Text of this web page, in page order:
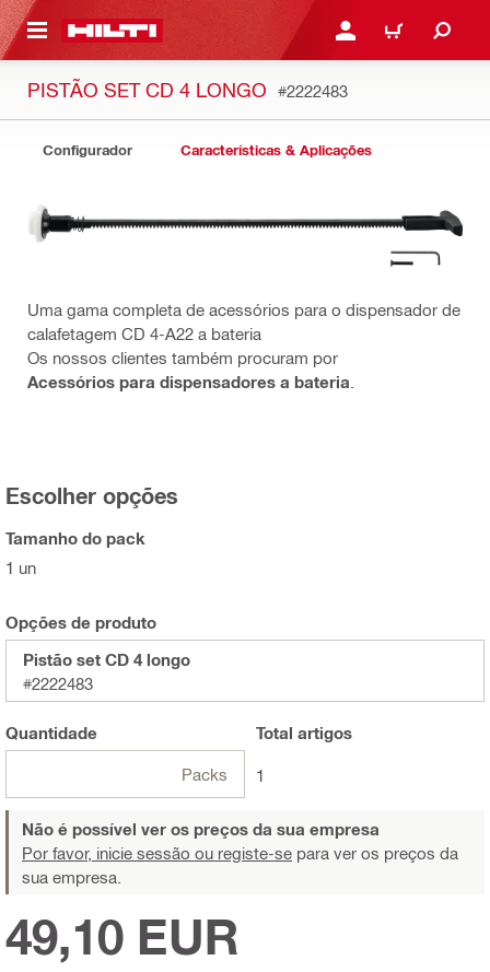
CONTENT ENTRAR OU REGISTAR
CARRINHO
PISTÃO SET CD 4 LONGO #2222483
Configurador Características & Aplicações
Uma gama completa de acessórios para o dispensador de
calafetagem CD 4-A22 a bateria
Os nossos clientes também procuram por
Acessórios para dispensadores a bateria
Escolher opções
Tamanho do pack
1 un
Opções de produto
Pistão set CD 4 longo
#2222483
Quantidade
Packs
Total artigos
1
Não é possível ver os preços da sua empresa
Por favor, inicie sessão ou registe-se para ver os preços da
sua empresa.
49,10 EUR